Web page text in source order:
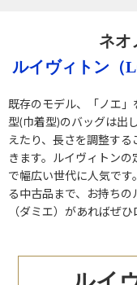
ネオ
ルイヴィトン（
既存のモデル、「ノエ」
型(巾着型)のバッグは出
えたり、長さを調整す
きます。ルイヴィトン
で幅広い世代に人気で
る中古品まで、お持ちの
（ダミエ）があればぜ